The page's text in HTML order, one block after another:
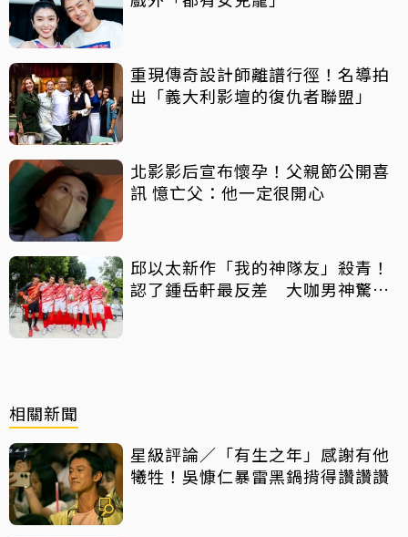
重現傳奇設計師離譜行徑！名導拍
出「義大利影壇的復仇者聯盟」
北影影后宣布懷孕！父親節公開喜
訊 憶亡父：他一定很開心
邱以太新作「我的神隊友」殺青！
認了鍾岳軒最反差 大咖男神驚喜
相關新聞
星級評論／「有生之年」感謝有他
犧牲！吳慷仁暴雷黑鍋揹得讚讚讚